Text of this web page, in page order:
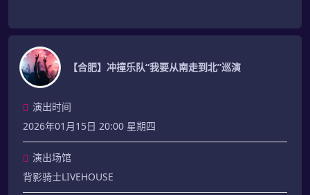
【合肥】冲撞乐队“我要从南走到北”巡演
演出时间
2026年01月15日 20:00 星期四
演出场馆
背影骑士LIVEHOUSE